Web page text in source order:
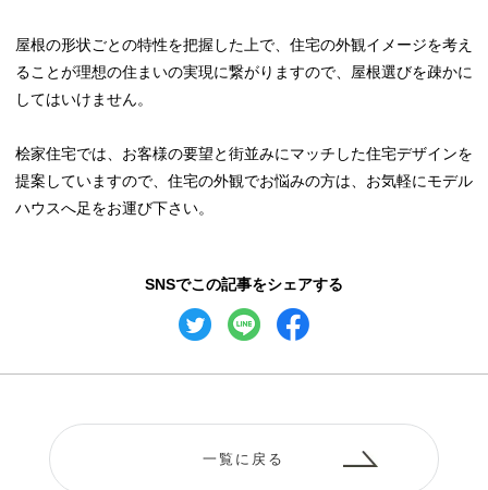
屋根の形状ごとの特性を把握した上で、住宅の外観イメージを考え
ることが理想の住まいの実現に繋がりますので、屋根選びを疎かに
してはいけません。
桧家住宅では、お客様の要望と街並みにマッチした住宅デザインを
提案していますので、住宅の外観でお悩みの方は、お気軽にモデル
ハウスへ足をお運び下さい。
SNSでこの記事をシェアする
一覧に戻る